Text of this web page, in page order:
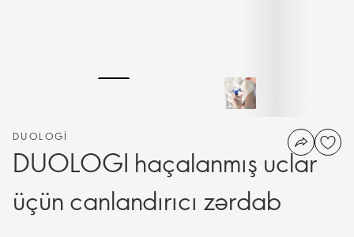
DUOLOGI
DUOLOGI haçalanmış uclar
üçün canlandırıcı zərdab